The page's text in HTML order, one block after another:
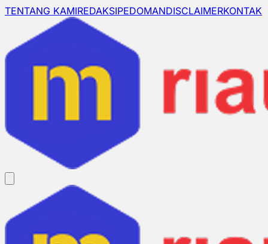
TENTANG KAMIREDAKSIPEDOMANDISCLAIMERKONTAK